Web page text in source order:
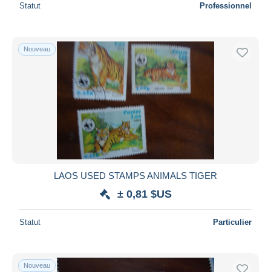
Statut Professionnel
Nouveau
LAOS USED STAMPS ANIMALS TIGER
± 0,81 $US
Statut Particulier
Nouveau